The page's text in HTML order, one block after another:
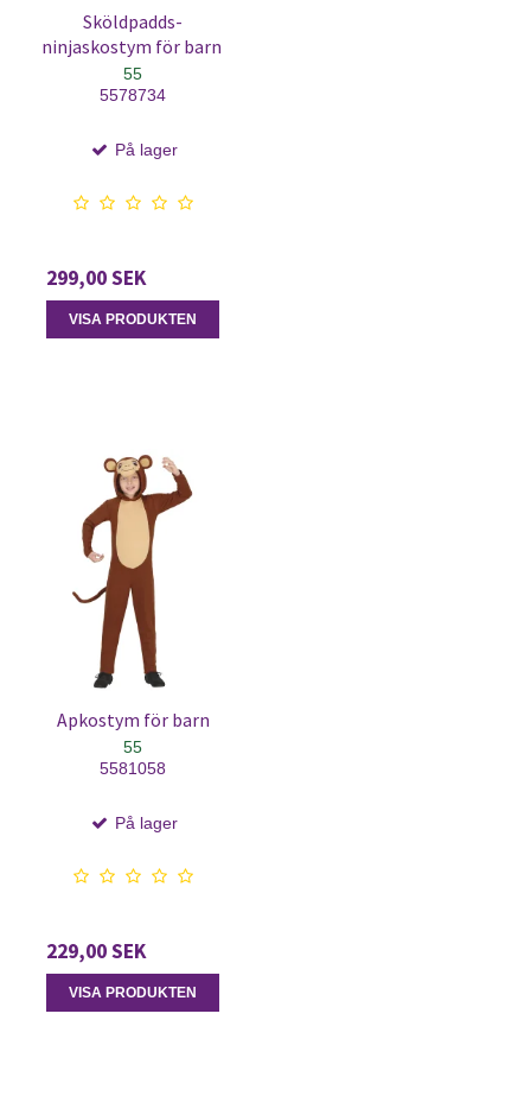
Sköldpadds-
ninjaskostym för barn
55
5578734
På lager
299,00 SEK
VISA PRODUKTEN
Apkostym för barn
55
5581058
På lager
229,00 SEK
VISA PRODUKTEN